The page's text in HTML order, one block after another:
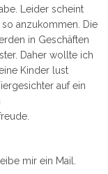
Leider scheint
anzukommen. Die
in Geschäften
Daher wollte ich
Kinder lust
auf ein
mir ein Mail.